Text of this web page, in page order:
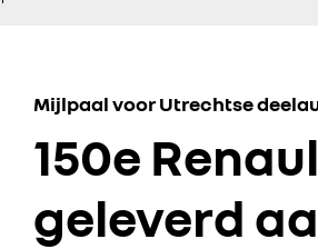
Mijlpaal voor Utrechtse
150e
geleverd